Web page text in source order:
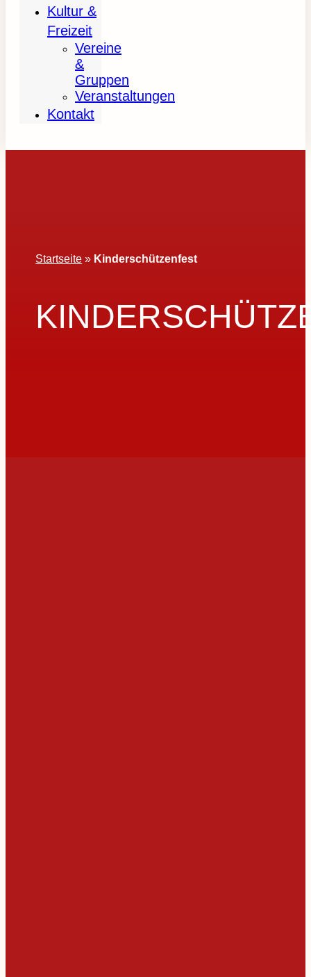
Kultur &
Freizeit
Vereine
&
Gruppen
Veranstaltungen
Kontakt
Startseite » Kinderschützenfest